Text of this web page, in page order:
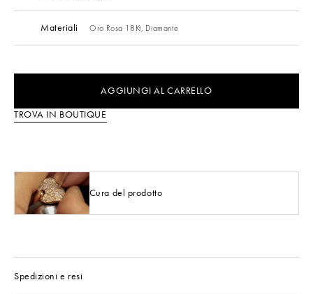
Materiali Oro Rosa 18Kt, Diamante
AGGIUNGI AL CARRELLO
TROVA IN BOUTIQUE
Cura del prodotto
Spedizioni e resi